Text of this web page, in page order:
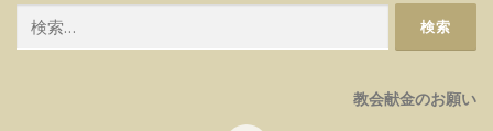
索:
教会献金のお願い